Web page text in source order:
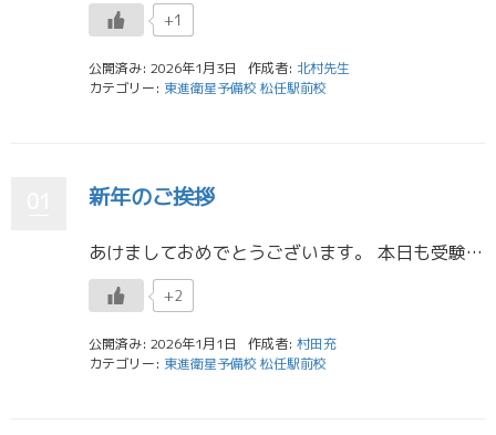
+1
公開済み: 2026年1月3日 作成者: 北村先生
カテゴリー: 東進衛星予備校 松任駅前校
新年のご挨拶
あけましておめでとうございます。 本日も受験生は朝９時から18時30分まで正月特訓に全員遅刻なく参加し、ラストスパートの学習を続けております。我々スタッフも毎年の恒例行事ですが、正月返上で目の前の生徒と向き合っております […]
+2
公開済み: 2026年1月1日 作成者: 村田充
カテゴリー: 東進衛星予備校 松任駅前校